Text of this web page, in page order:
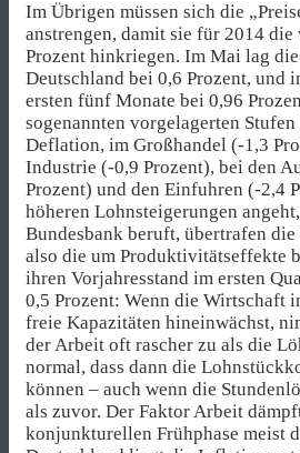
Im Übrigen müssen sich die
anstrengen, damit sie für 2014 die
Prozent hinkriegen. Im Mai lag
Deutschland bei 0,6 Prozent, und
ersten fünf Monate bei 0,96
sogenannten vorgelagerten
Deflation, im Großhandel (-1,3
Industrie (-0,9 Prozent), bei den
Prozent) und den Einfuhren (-2,4
höheren Lohnsteigerungen
Bundesbank beruft, übertrafen
also die um Produktivitätseffekte
ihren Vorjahresstand im ersten
0,5 Prozent: Wenn die Wirtschaft
freie Kapazitäten hineinwächst,
der Arbeit oft rascher zu als die
normal, dass dann die
können – auch wenn die
als zuvor. Der Faktor Arbeit
konjunkturellen Frühphase meist